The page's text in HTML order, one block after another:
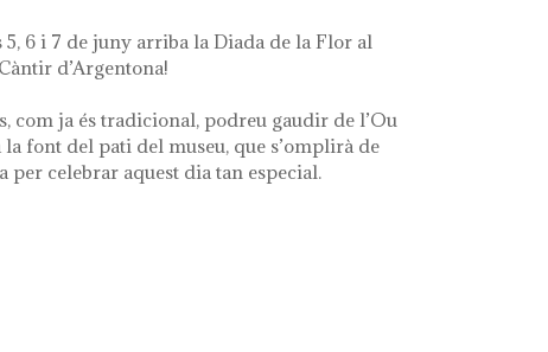
5, 6 i 7 de juny arriba la Diada de la Flor al
d’Argentona!
com ja és tradicional, podreu gaudir de l’Ou
la font del pati del museu, que s’omplirà de
per celebrar aquest dia tan especial.